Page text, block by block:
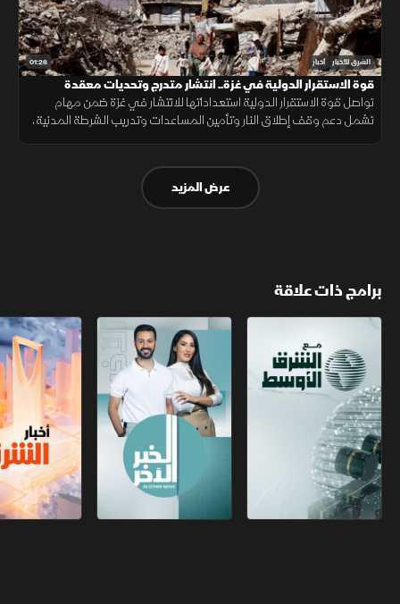
01:26 الشرق للأخبار أخبار
قوة الاستقرار الدولية في غزة.. انتشار متدرج وتحديات معقدة
تواصل قوة الاستقرار الدولية استعداداتها للانتشار في غزة ضمن مهام
تشمل دعم وقف إطلاق النار وتأمين المساعدات وتدريب الشرطة المدنية،
عرض المزيد
برامج ذات علاقة
مع الشرق الأوسط الخبر الآخر أخبار الشرق